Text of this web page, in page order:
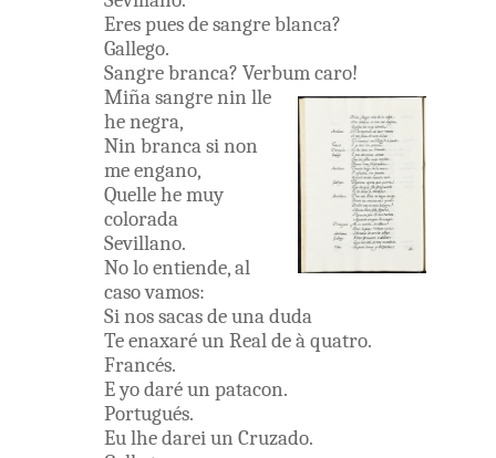
Erespuesdesangreblanca?
Gallego.
Sangrebranca? Verbumcaro!
Miñasangrenin lle
henegra,
Nin brancasinon
meengano,
Quellehemuy
colorada
Sevillano.
Noloentiende,al
casovamos:
Sinossacasdeunaduda
Teenaxaréun Realdeàquatro.
Francés.
Eyodaréun patacon.
Portugués.
Eulhedareiun Cruzado.